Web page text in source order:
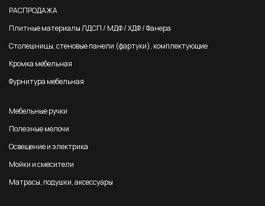
РАСПРОДАЖА
Плитные материалы ЛДСП / МДФ / ХДФ / Фанера
Столешницы, стеновые панели (фартуки), комплектующие
Кромка мебельная
Фурнитура мебельная
Мебельные ручки
Полезные мелочи
Освещение и электрика
Мойки и смесители
Матрасы, подушки, аксессуары